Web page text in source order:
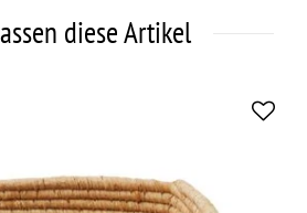
diese Artikel